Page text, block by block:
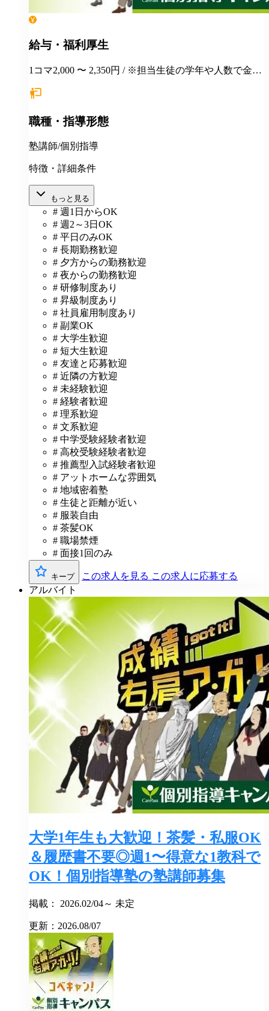
給与・福利厚生
1コマ2,000 〜 2,350円 / ※担当生徒の学年や人数で金額
職種・指導形態
塾講師/個別指導
特徴・詳細条件
もっと見る
# 週1日からOK
# 週2～3日OK
# 平日のみOK
# 長期勤務歓迎
# 夕方からの勤務歓迎
# 夜からの勤務歓迎
# 研修制度あり
# 昇級制度あり
# 社員雇用制度あり
# 副業OK
# 大学生歓迎
# 短大生歓迎
# 友達と応募歓迎
# 近隣の方歓迎
# 未経験歓迎
# 経験者歓迎
# 理系歓迎
# 文系歓迎
# 中学受験経験者歓迎
# 高校受験経験者歓迎
# 推薦型入試経験者歓迎
# アットホームな雰囲気
# 地域密着塾
# 生徒と距離が近い
# 服装自由
# 茶髪OK
# 職場禁煙
# 面接1回のみ
キープ この求人を見る この求人に応募する
アルバイト
大学1年生も大歓迎！茶髪・私服OK
＆履歴書不要◎週1〜得意な1教科で
OK！個別指導塾の塾講師募集
掲載： 2026.02/04～ 未定
更新：2026.08/07